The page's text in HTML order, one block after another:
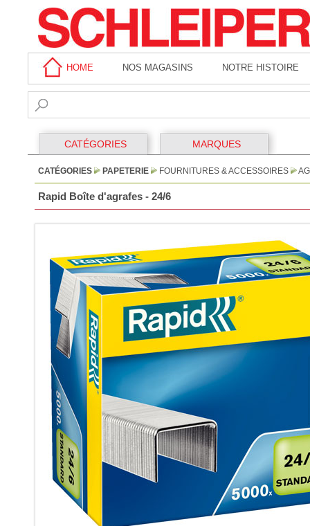
HOME NOS MAGASINS NOTRE HISTOIRE
CATÉGORIES MARQUES
CATÉGORIES PAPETERIE FOURNITURES & ACCESSOIRES
Rapid Boîte d'agrafes - 24/6